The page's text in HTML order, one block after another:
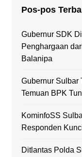
Pos-pos
Gubernur SDK
Penghargaan
Balanipa
Gubernur Sulbar
Temuan BPK
KominfoSS
Responden
Ditlantas Polda